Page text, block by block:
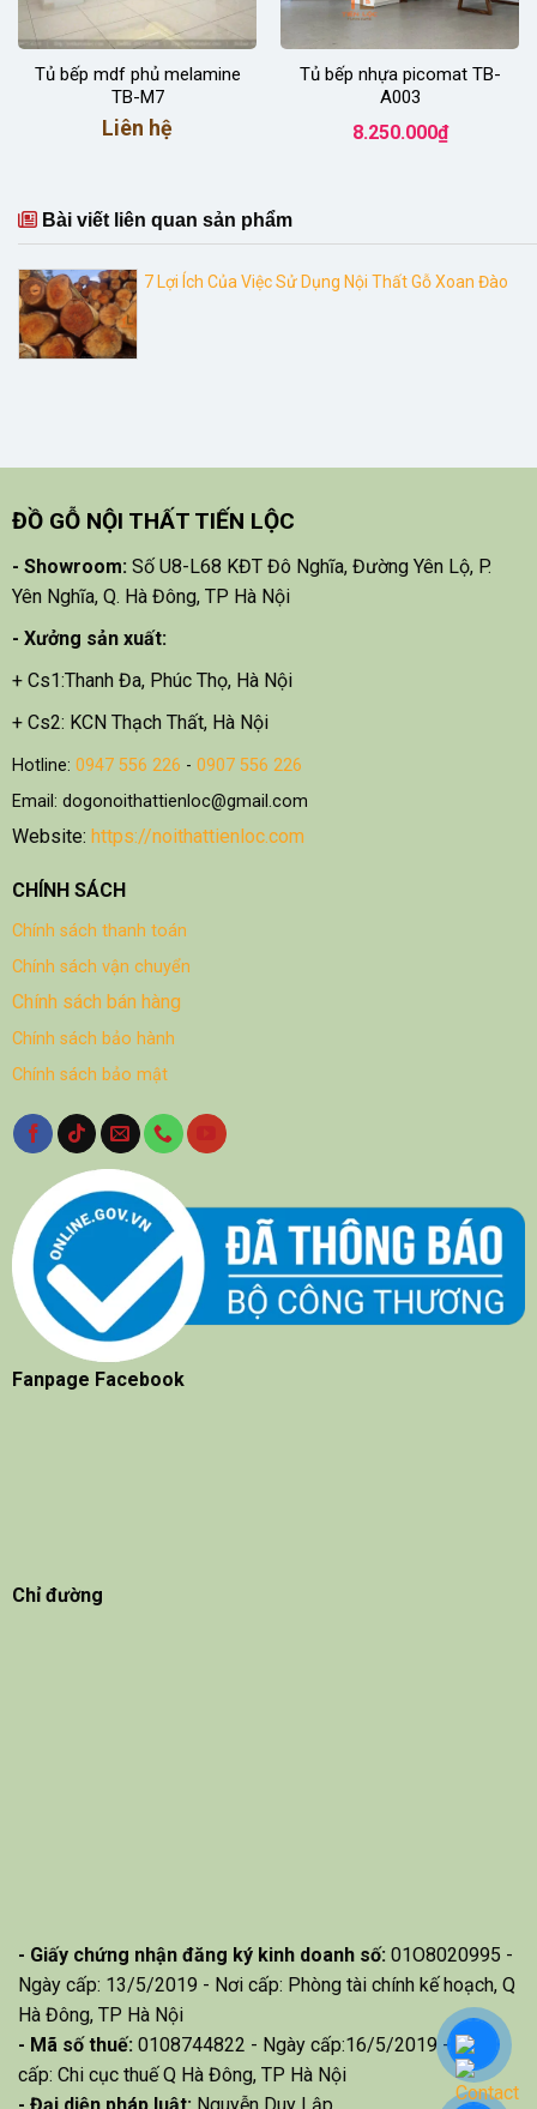
Tủ bếp mdf phủ melamine
TB-M7
Liên hệ
Tủ bếp nhựa picomat TB-
A003
8.250.000₫
Bài viết liên quan sản phẩm
7 Lợi Ích Của Việc Sử Dụng Nội Thất Gỗ Xoan Đào
ĐỒ GỖ NỘI THẤT TIẾN LỘC
- Showroom: Số U8-L68 KĐT Đô Nghĩa, Đường Yên Lộ, P.
Yên Nghĩa, Q. Hà Đông, TP Hà Nội
- Xưởng sản xuất:
+ Cs1:Thanh Đa, Phúc Thọ, Hà Nội
+ Cs2: KCN Thạch Thất, Hà Nội
Hotline: 0947 556 226 - 0907 556 226
Email: dogonoithattienloc@gmail.com
Website: https://noithattienloc.com
CHÍNH SÁCH
Chính sách thanh toán
Chính sách vận chuyển
Chính sách bán hàng
Chính sách bảo hành
Chính sách bảo mật
Fanpage Facebook
Chỉ đường
- Giấy chứng nhận đăng ký kinh doanh số: 01O8020995 -
Ngày cấp: 13/5/2019 - Nơi cấp: Phòng tài chính kế hoạch, Q
Hà Đông, TP Hà Nội
- Mã số thuế: 0108744822 - Ngày cấp:16/5/2019 - Nơi
cấp: Chi cục thuế Q Hà Đông, TP Hà Nội
- Đại diện pháp luật: Nguyễn Duy Lập